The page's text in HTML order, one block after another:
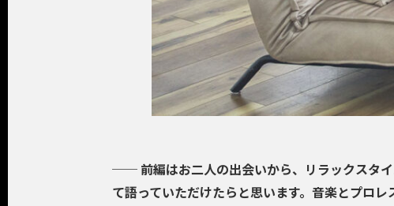
── 前編はお二人の出会いから、リラックスタ
て語っていただけたらと思います。音楽とプロ